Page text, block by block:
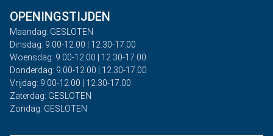
OPENINGSTIJDEN
Maandag: GESLOTEN
Dinsdag: 9.00-12.00 | 12.30-17.00
Woensdag: 9.00-12.00 | 12.30-17.00
Donderdag: 9.00-12.00 | 12.30-17.00
Vrijdag: 9.00-12.00 | 12.30-17.00
Zaterdag: GESLOTEN
Zondag: GESLOTEN